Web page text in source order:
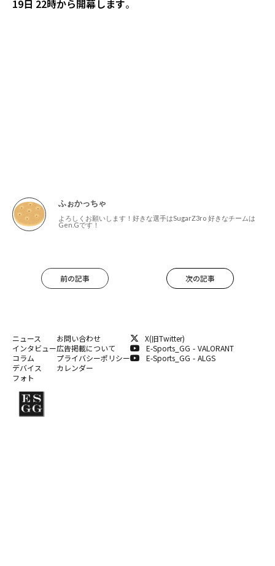
19日 22時から開幕します。
ふぉかっちゃ
よろしくお願いします！好きな選手はSugarZ3ro 好きなチームは
Gen.Gです！
前の記事 次の記事
ニュース
インタビュー
コラム
デバイス
フォト
お問い合わせ
広告掲載について
プライバシーポリシー
カレンダー
X(旧Twitter)
E-Sports_GG - VALORANT
E-Sports_GG - ALGS